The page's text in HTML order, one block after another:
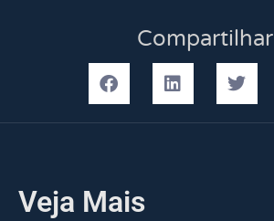
Compartilhar
Veja Mais